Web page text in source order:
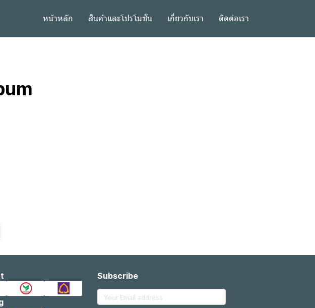
หน้าหลัก สินค้าและโปรโมชั่น เกี่ยวกับเรา ติดต่อเรา
Subscribe